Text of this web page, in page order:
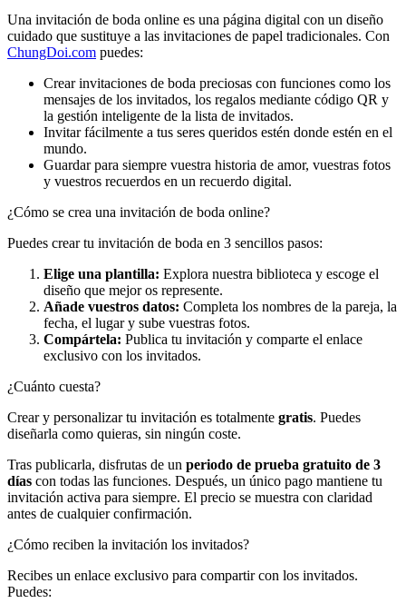
Una invitación de boda online es una página digital con un diseño
cuidado que sustituye a las invitaciones de papel tradicionales. Con
ChungDoi.com puedes:
Crear invitaciones de boda preciosas con funciones como los
mensajes de los invitados, los regalos mediante código QR y
la gestión inteligente de la lista de invitados.
Invitar fácilmente a tus seres queridos estén donde estén en el
mundo.
Guardar para siempre vuestra historia de amor, vuestras fotos
y vuestros recuerdos en un recuerdo digital.
¿Cómo se crea una invitación de boda online?
Puedes crear tu invitación de boda en 3 sencillos pasos:
Elige una plantilla: Explora nuestra biblioteca y escoge el
diseño que mejor os represente.
Añade vuestros datos: Completa los nombres de la pareja, la
fecha, el lugar y sube vuestras fotos.
Compártela: Publica tu invitación y comparte el enlace
exclusivo con los invitados.
¿Cuánto cuesta?
Crear y personalizar tu invitación es totalmente gratis. Puedes
diseñarla como quieras, sin ningún coste.
Tras publicarla, disfrutas de un periodo de prueba gratuito de 3
días con todas las funciones. Después, un único pago mantiene tu
invitación activa para siempre. El precio se muestra con claridad
antes de cualquier confirmación.
¿Cómo reciben la invitación los invitados?
Recibes un enlace exclusivo para compartir con los invitados.
Puedes: